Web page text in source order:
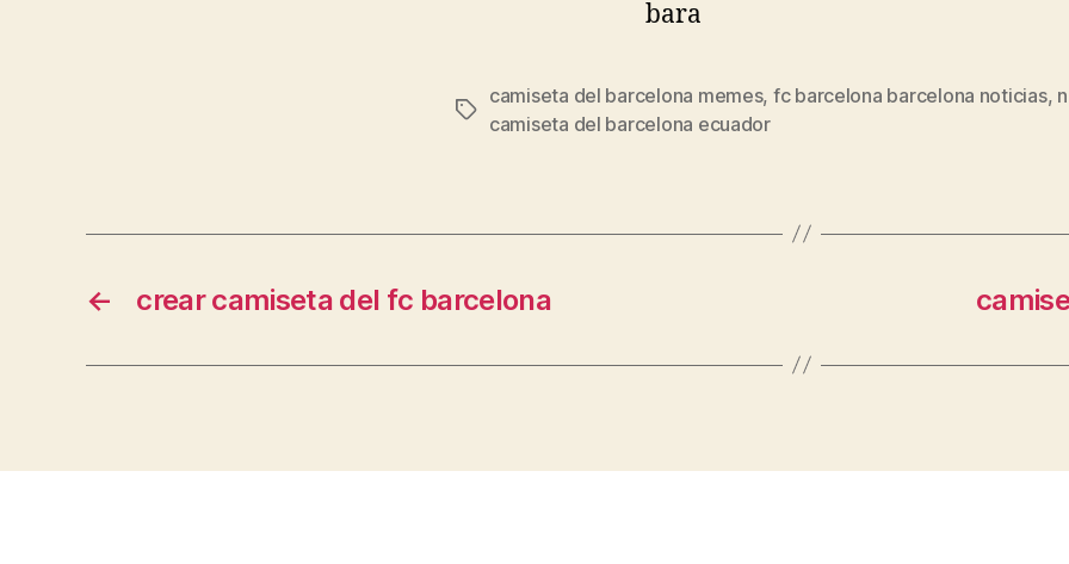
Etiquetas
camiseta del barcelona memes, fc barcelona barcelona noticias,
camiseta del barcelona ecuador
← crear camiseta del fc barcelona